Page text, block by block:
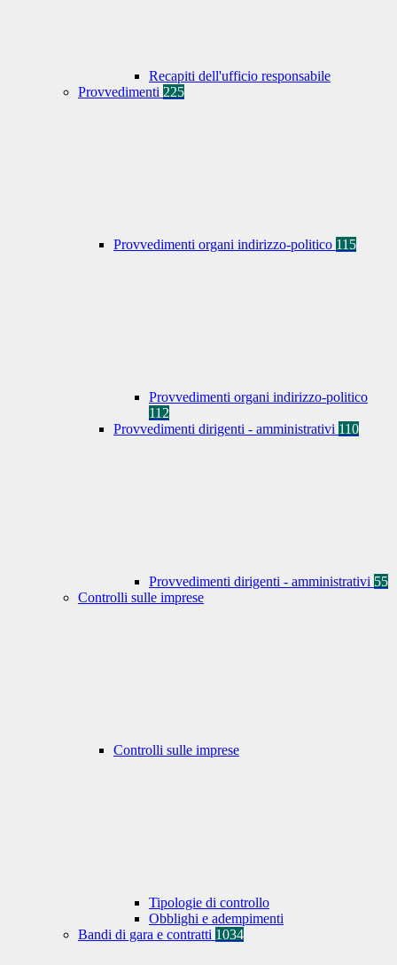
Recapiti dell'ufficio responsabile
Provvedimenti 225
Provvedimenti organi indirizzo-politico 115
Provvedimenti organi indirizzo-politico
112
Provvedimenti dirigenti - amministrativi 110
Provvedimenti dirigenti - amministrativi 55
Controlli sulle imprese
Controlli sulle imprese
Tipologie di controllo
Obblighi e adempimenti
Bandi di gara e contratti 1034